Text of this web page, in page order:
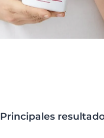
Principales